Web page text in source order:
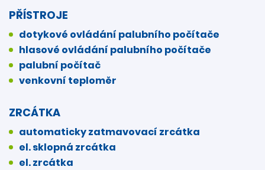
PŘÍSTROJE
dotykové ovládání palubního počítače
hlasové ovládání palubního počítače
palubní počítač
venkovní teploměr
ZRCÁTKA
automaticky zatmavovací zrcátka
el. sklopná zrcátka
el. zrcátka